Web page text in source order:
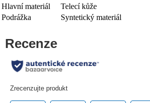
Hlavní materiál
Telecí kůže
Podrážka
Syntetický materiál